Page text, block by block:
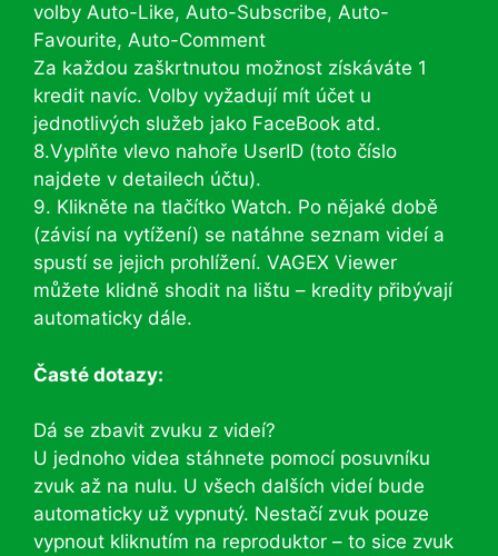
volby Auto-Like, Auto-Subscribe, Auto-
Favourite, Auto-Comment
Za každou zaškrtnutou možnost získáváte 1
kredit navíc. Volby vyžadují mít účet u
jednotlivých služeb jako FaceBook atd.
8.Vyplňte vlevo nahoře UserID (toto číslo
najdete v detailech účtu).
9. Klikněte na tlačítko Watch. Po nějaké době
(závisí na vytížení) se natáhne seznam videí a
spustí se jejich prohlížení. VAGEX Viewer
můžete klidně shodit na lištu – kredity přibývají
automaticky dále.
Časté dotazy:
Dá se zbavit zvuku z videí?
U jednoho videa stáhnete pomocí posuvníku
zvuk až na nulu. U všech dalších videí bude
automaticky už vypnutý. Nestačí zvuk pouze
vypnout kliknutím na reproduktor – to sice zvuk